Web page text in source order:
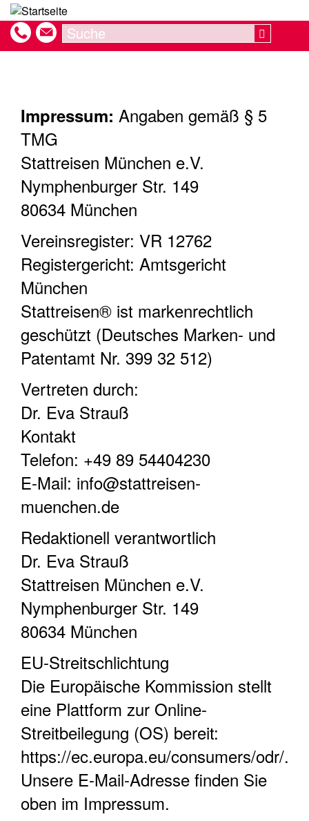
Direkt
zum
Inhalt
Search Search
Impressum: Angaben gemäß § 5
TMG
Stattreisen München e.V.
Nymphenburger Str. 149
80634 München
Vereinsregister: VR 12762
Registergericht: Amtsgericht
München
Stattreisen® ist markenrechtlich
geschützt (Deutsches Marken- und
Patentamt Nr. 399 32 512)
Vertreten durch:
Dr. Eva Strauß
Kontakt
Telefon: +49 89 54404230
E-Mail: info@stattreisen-
muenchen.de
Redaktionell verantwortlich
Dr. Eva Strauß
Stattreisen München e.V.
Nymphenburger Str. 149
80634 München
EU-Streitschlichtung
Die Europäische Kommission stellt
eine Plattform zur Online-
Streitbeilegung (OS) bereit:
https://ec.europa.eu/consumers/odr/.
Unsere E-Mail-Adresse finden Sie
oben im Impressum.